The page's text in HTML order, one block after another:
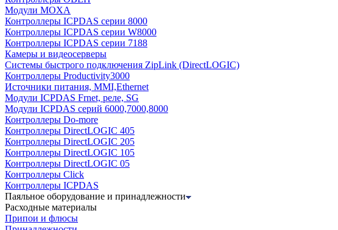
Модули MOXA
Контроллеры ICPDAS серии 8000
Контроллеры ICPDAS серии W8000
Контроллеры ICPDAS серии 7188
Камеры и видеосерверы
Системы быстрого подключения ZipLink (DirectLOGIC)
Контроллеры Productivity3000
Источники питания, MMI,Ethernet
Модули ICPDAS Frnet, реле, SG
Модули ICPDAS серий 6000,7000,8000
Контроллеры Do-more
Контроллеры DirectLOGIC 405
Контроллеры DirectLOGIC 205
Контроллеры DirectLOGIC 105
Контроллеры DirectLOGIC 05
Контроллеры Click
Контроллеры ICPDAS
Паяльное оборудование и принадлежности
Расходные материалы
Припои и флюсы